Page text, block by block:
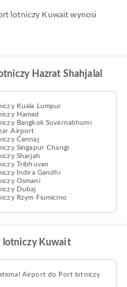
Hazrat Shahjalal
Kuala Lumpur
Hamad
Bangkok Suvarnabhumi
Airport
Ćennaj
Singapur Changi
Sharjah
Tribhuvan
Indira Gandhi
Osmani
Dubaj
Rzym Fiumicino
lotniczy Kuwait
Airport do Port lotniczy